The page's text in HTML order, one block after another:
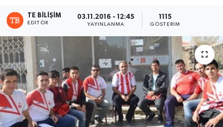
TE BILIŞIM
EDITÖR
03.11.2016 - 12:45
YAYINLANMA
1115
GÖSTERIM